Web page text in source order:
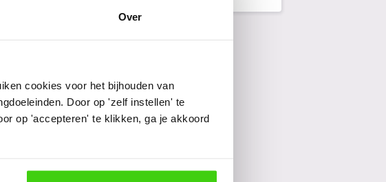
Over
cookies voor het bijhouden van
Door op 'zelf instellen' te
op 'accepteren' te klikken, ga je akkoord